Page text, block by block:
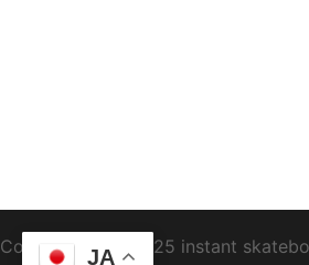
Copyright1995-2025 instant
JA